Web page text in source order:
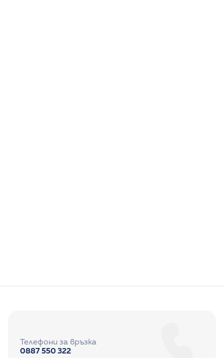
Телефони за връзка
0887 550 322